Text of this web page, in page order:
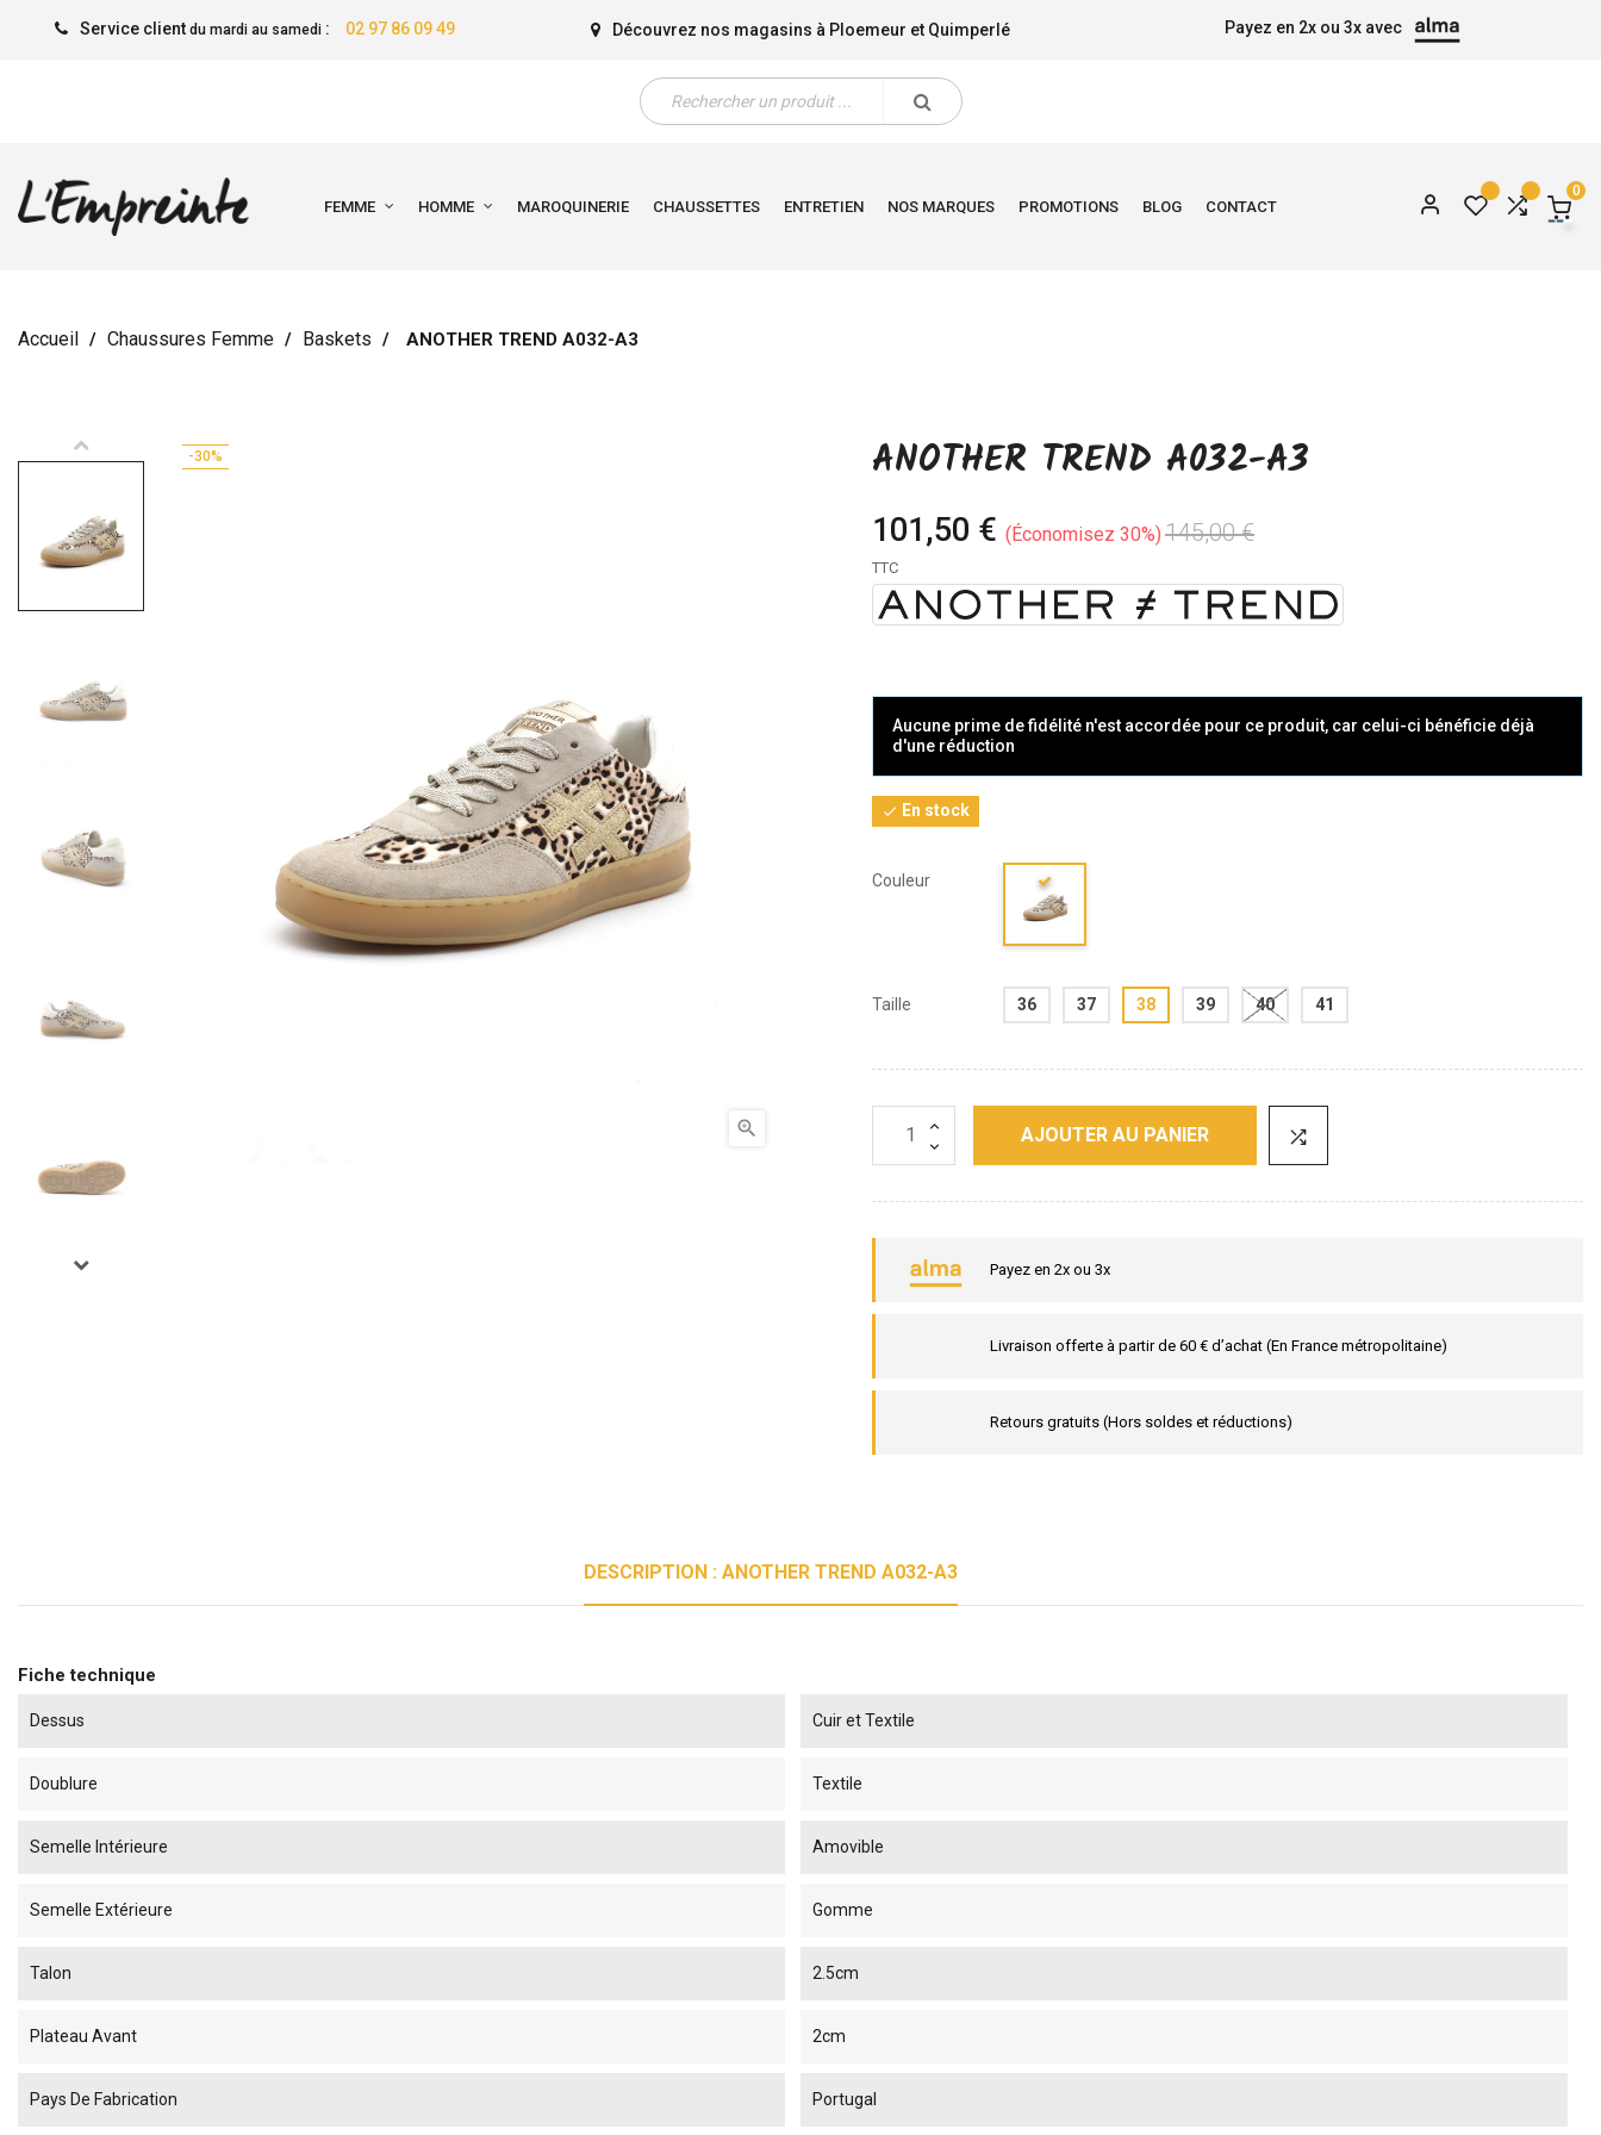
Service client du mardi au samedi: 02 97 86 09 49 Découvrez nos magasins à Ploemeur et Quimperlé Payez en 2x ou 3x avec
FEMME HOMME MAROQUINERIE CHAUSSETTES ENTRETIEN NOS MARQUES PROMOTIONS BLOG CONTACT
0
Accueil Chaussures Femme Baskets ANOTHER TREND A032-A3
-30%

ANOTHER TREND A032-A3
101,50 € Économisez 30% 145,00 €
TTC
Aucune prime de fidélité n'est accordée pour ce produit, car celui-ci bénéficie déjà
d'une réduction
 En stock
Couleur
Taille 36 37 38 39 40 41
AJOUTER AU PANIER
Payez en 2x ou 3x
Livraison offerte à partir de 60 € d’achat (En France métropolitaine)
Retours gratuits (Hors soldes et réductions)
DESCRIPTION : ANOTHER TREND A032-A3
Fiche technique
Dessus Cuir et Textile
Doublure Textile
Semelle Intérieure Amovible
Semelle Extérieure Gomme
Talon 2.5cm
Plateau Avant 2cm
Pays De Fabrication Portugal